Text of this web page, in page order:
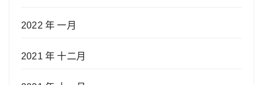
2022 年 一月
2021 年 十二月